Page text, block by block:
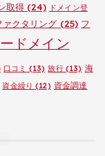
取得 (24) ドメイン登
ァクタリング (25) フ
ドメイン
口コミ (13) 旅行(13) 海
資金繰り (12) 資金調達